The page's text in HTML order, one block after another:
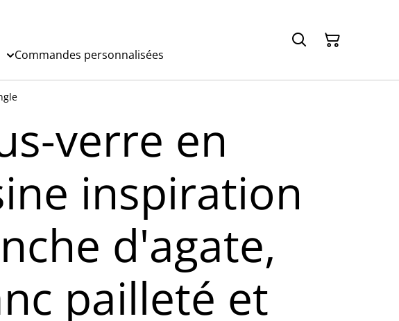
Commandes personnalisées
verre en
inspiration
d'agate,
pailleté et